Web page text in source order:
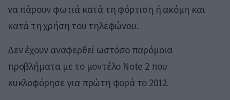
να πάρουν φωτιά κατά τη φόρτιση ή ακόμη και
κατά τη χρήση του τηλεφώνου.
Δεν έχουν αναφερθεί ωστόσο παρόμοια
προβλήματα με το μοντέλο Note 2 που
κυκλοφόρησε για πρώτη φορά το 2012.